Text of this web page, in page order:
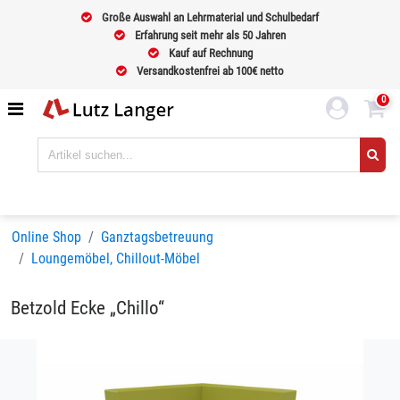
Große Auswahl an Lehrmaterial und Schulbedarf
Erfahrung seit mehr als 50 Jahren
Kauf auf Rechnung
Versandkostenfrei ab 100€ netto
0
Online Shop
Ganztagsbetreuung
Loungemöbel, Chillout-Möbel
Betzold Ecke „Chillo“